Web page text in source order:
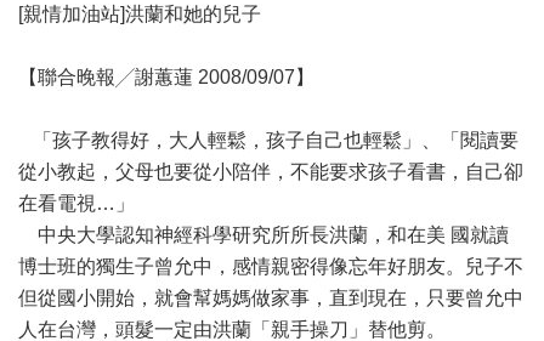
[親情加油站]洪蘭和她的兒子
【聯合晚報╱謝蕙蓮 2008/09/07】
「孩子教得好，大人輕鬆，孩子自己也輕鬆」、「閱讀要
從小教起，父母也要從小陪伴，不能要求孩子看書，自己卻
在看電視…」
中央大學認知神經科學研究所所長洪蘭，和在美 國就讀
博士班的獨生子曾允中，感情親密得像忘年好朋友。兒子不
但從國小開始，就會幫媽媽做家事，直到現在，只要曾允中
人在台灣，頭髮一定由洪蘭「親手操刀」替他剪。